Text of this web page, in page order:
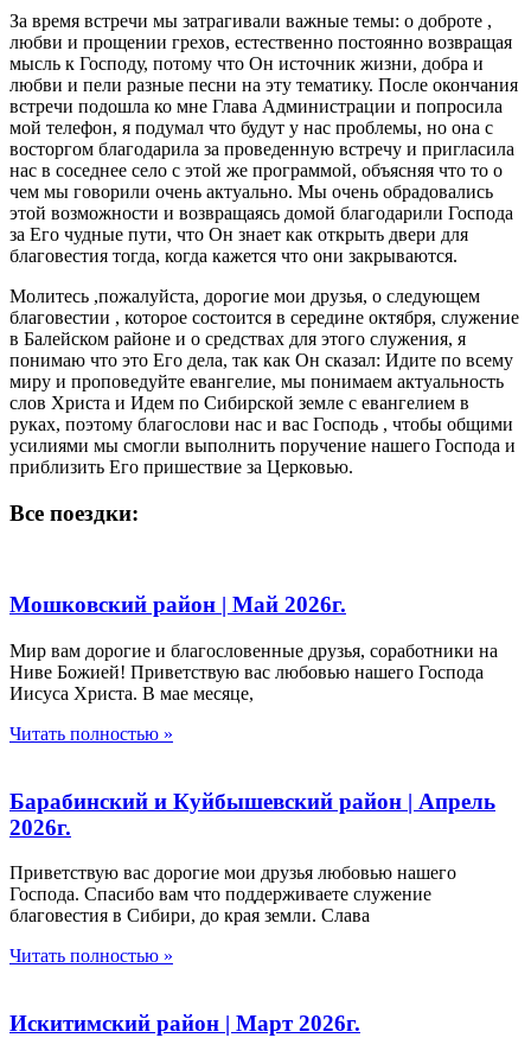
За время встречи мы затрагивали важные темы: о доброте ,
любви и прощении грехов, естественно постоянно возвращая
мысль к Господу, потому что Он источник жизни, добра и
любви и пели разные песни на эту тематику. После окончания
встречи подошла ко мне Глава Администрации и попросила
мой телефон, я подумал что будут у нас проблемы, но она с
восторгом благодарила за проведенную встречу и пригласила
нас в соседнее село с этой же программой, объясняя что то о
чем мы говорили очень актуально. Мы очень обрадовались
этой возможности и возвращаясь домой благодарили Господа
за Его чудные пути, что Он знает как открыть двери для
благовестия тогда, когда кажется что они закрываются.
Молитесь ,пожалуйста, дорогие мои друзья, о следующем
благовестии , которое состоится в середине октября, служение
в Балейском районе и о средствах для этого служения, я
понимаю что это Его дела, так как Он сказал: Идите по всему
миру и проповедуйте евангелие, мы понимаем актуальность
слов Христа и Идем по Сибирской земле с евангелием в
руках, поэтому благослови нас и вас Господь , чтобы общими
усилиями мы смогли выполнить поручение нашего Господа и
приблизить Его пришествие за Церковью.
Все поездки:
Мошковский район | Май 2026г.
Мир вам дорогие и благословенные друзья, соработники на
Ниве Божией! Приветствую вас любовью нашего Господа
Иисуса Христа. В мае месяце,
Читать полностью »
Барабинский и Куйбышевский район | Апрель
2026г.
Приветствую вас дорогие мои друзья любовью нашего
Господа. Спасибо вам что поддерживаете служение
благовестия в Сибири, до края земли. Слава
Читать полностью »
Искитимский район | Март 2026г.